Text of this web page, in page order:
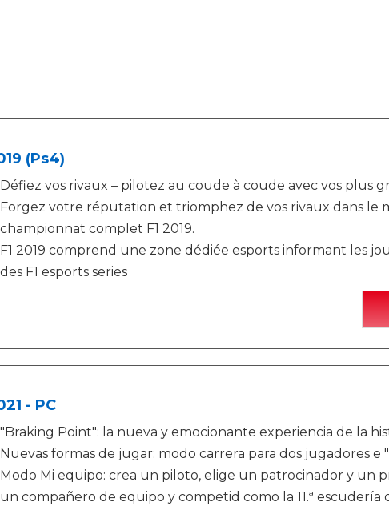
(Ps4)
Défiez vos rivaux – pilotez au coude à coude avec vos plus
Forgez votre réputation et triomphez de vos rivaux dans le
championnat complet F1 2019.
F1 2019 comprend une zone dédiée esports informant les
des F1 esports series
- PC
"Braking Point": la nueva y emocionante experiencia de la
Nuevas formas de jugar: modo carrera para dos jugadores e
Modo Mi equipo: crea un piloto, elige un patrocinador y un
un compañero de equipo y competid como la 11.ª escudería